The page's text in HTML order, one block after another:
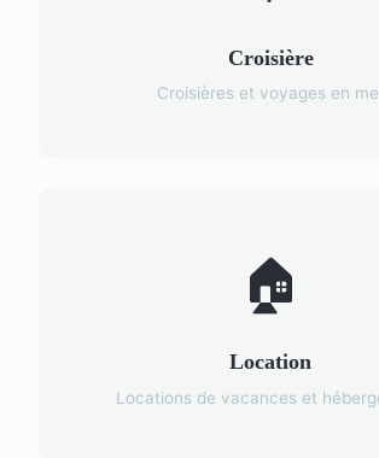
Croisière
Croisières et voyages en
🏠
Location
Locations de vacances et